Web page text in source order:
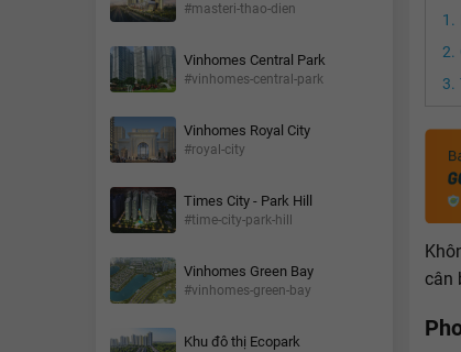
#masteri-thao-dien
Vinhomes Central Park
#vinhomes-central-park
Vinhomes Royal City
#royal-city
Times City - Park Hill
#time-city-park-hill
Vinhomes Green Bay
#vinhomes-green-bay
Khu đô thị Ecopark
cân